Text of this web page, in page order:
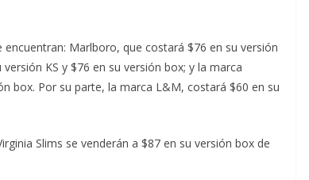
Marlboro, que costará $76 en su versión
KS y $76 en su versión box; y la marca
box. Por su parte, la marca L&M, costará $60 en su
Slims se venderán a $87 en su versión box de